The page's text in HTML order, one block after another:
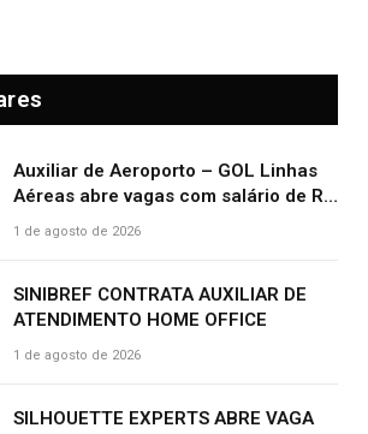
Auxiliar de Aeroporto – GOL Linhas
Aéreas abre vagas com salário de R$
2.000,00 e benefícios atrativos
1 de agosto de 2026
SINIBREF CONTRATA AUXILIAR DE
ATENDIMENTO HOME OFFICE
1 de agosto de 2026
SILHOUETTE EXPERTS ABRE VAGA